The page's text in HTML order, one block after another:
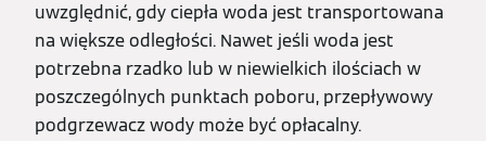
uwzględnić, gdy ciepła woda jest transportowana
na większe odległości. Nawet jeśli woda jest
potrzebna rzadko lub w niewielkich ilościach w
poszczególnych punktach poboru, przepływowy
podgrzewacz wody może być opłacalny.